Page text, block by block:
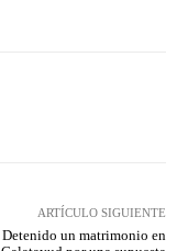
ARTÍCULO SIGUIENTE
Detenido un matrimonio en